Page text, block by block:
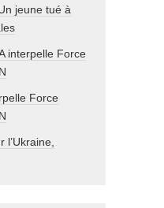
jeune tué à
interpelle Force
Force
l’Ukraine,